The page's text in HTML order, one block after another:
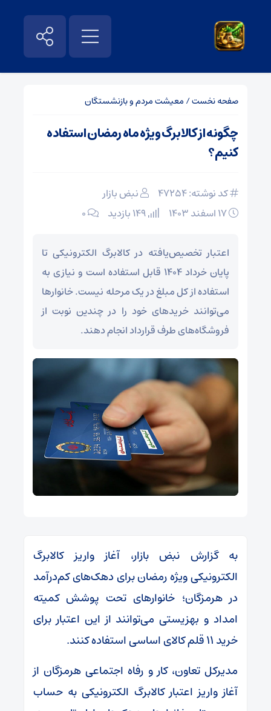
صفحه نخست/ معیشت مردم و بازنشستگان
چگونه از کالابرگ ویژه ماه رمضان استفاده
کنیم؟
کد نوشته: 47254
نبض بازار
۰
اعتبار تخصیص‌یافته در کالابرگ الکترونیکی تا
پایان خرداد ۱۴۰۴ قابل استفاده است و نیازی به
استفاده از کل مبلغ در یک مرحله نیست. خانوارها
می‌توانند خریدهای خود را در چندین نوبت از
فروشگاه‌های طرف قرارداد انجام دهند.
به گزارش نبض بازار، آغاز واریز کالابرگ
الکترونیکی ویژه رمضان برای دهک‌های کم‌درآمد
در هرمزگان؛ خانوارهای تحت پوشش کمیته
امداد و بهزیستی می‌توانند از این اعتبار برای
خرید ۱۱ قلم کالای اساسی استفاده کنند.
مدیرکل تعاون، کار و رفاه اجتماعی هرمزگان از
آغاز واریز اعتبار کالابرگ الکترونیکی به حساب